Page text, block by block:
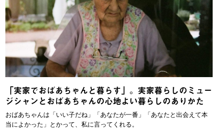
「実家でおばあちゃんと暮らす」。実家暮らしのミュー
ジシャンとおばあちゃんの心地よい暮らしのありかた
おばあちゃんは「いい子だね」「あなたが一番」「あなたと出会えて本
当によかった」とかって、私に言ってくれる。